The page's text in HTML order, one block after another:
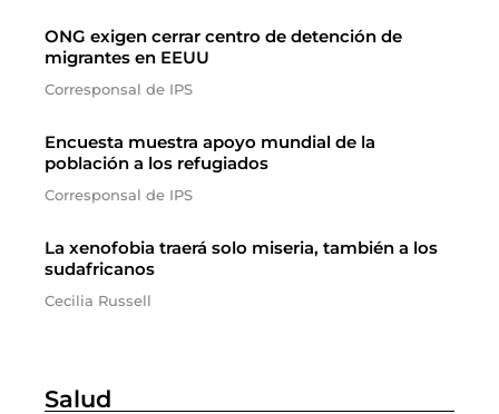
ONG exigen cerrar centro de detención de
migrantes en EEUU
Corresponsal de IPS
Encuesta muestra apoyo mundial de la
población a los refugiados
Corresponsal de IPS
La xenofobia traerá solo miseria, también a los
sudafricanos
Cecilia Russell
Salud